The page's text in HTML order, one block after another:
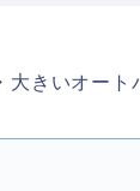
大きいオート